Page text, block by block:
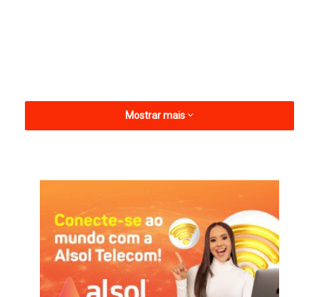
Entre os homenageados estão tricampeões e bicampeões
mundiais, bicampeões olímpicos, campeões brasileiros e do
Nordeste, atletas que elevaram o nome do esporte paraibano e
abriram portas para futuras gerações.
Mostrar mais